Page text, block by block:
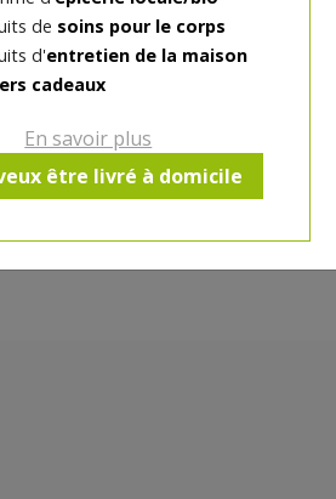
de soins pour le corps
d'entretien de la maison
cadeaux
En savoir plus
être livré à domicile
pour le moment.